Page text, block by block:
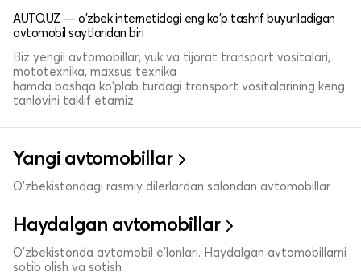
AUTO.UZ — o'zbek internetidagi eng ko'p tashrif buyuriladigan
avtomobil saytlaridan biri
Biz yengil avtomobillar, yuk va tijorat transport vositalari,
mototexnika, maxsus texnika
hamda boshqa ko'plab turdagi transport vositalarining keng
tanlovini taklif etamiz
Yangi avtomobillar
O'zbekistondagi rasmiy dilerlardan salondan avtomobillar
Haydalgan avtomobillar
O'zbekistonda avtomobil e’lonlari. Haydalgan avtomobillarni
sotib olish va sotish